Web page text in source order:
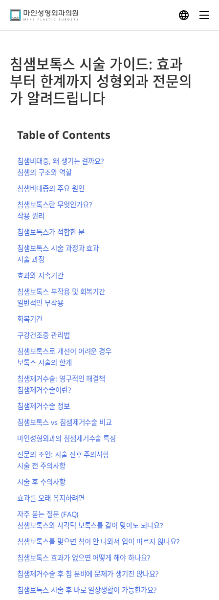
content
침샘보톡스 시술 가이드: 효과
부터 한계까지 성형외과 전문의
가 알려드립니다
Table of Contents
침샘비대증, 왜 생기는 걸까요?
침샘의 구조와 역할
침샘비대증의 주요 원인
침샘보톡스란 무엇인가요?
작용 원리
침샘보톡스가 적합한 분
침샘보톡스 시술 과정과 효과
시술 과정
효과와 지속기간
침샘보톡스 부작용 및 회복기간
일반적인 부작용
회복기간
구강건조증 관리법
침샘보톡스로 개선이 어려운 경우
보톡스 시술의 한계
침샘제거수술: 영구적인 해결책
침샘제거수술이란?
침샘제거수술 정보
침샘보톡스 vs 침샘제거수술 비교
마인성형외과의 침샘제거수술 특징
전문의 조언: 시술 전후 주의사항
시술 전 주의사항
시술 후 주의사항
효과를 오래 유지하려면
자주 묻는 질문 (FAQ)
침샘보톡스와 사각턱 보톡스를 같이 맞아도 되나요?
침샘보톡스를 맞으면 침이 안 나와서 입이 마르지 않나요?
침샘보톡스 효과가 없으면 어떻게 해야 하나요?
침샘제거수술 후 침 분비에 문제가 생기진 않나요?
침샘보톡스 시술 후 바로 일상생활이 가능한가요?